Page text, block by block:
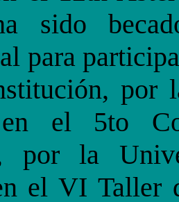
sido
para
por
el 5to
por la
el VI Taller